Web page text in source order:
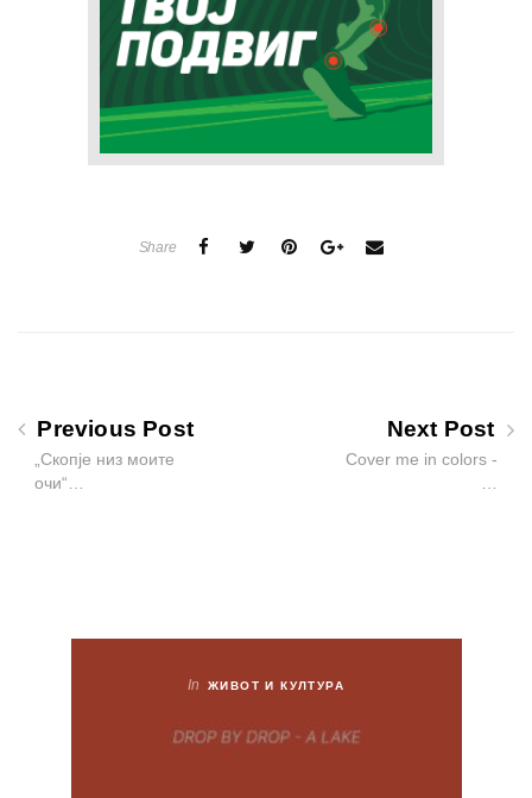
Share
Previous Post
„Скопје низ моите
очи“…
Next Post
Cover me in colors -
…
In ЖИВОТ И КУЛТУРА